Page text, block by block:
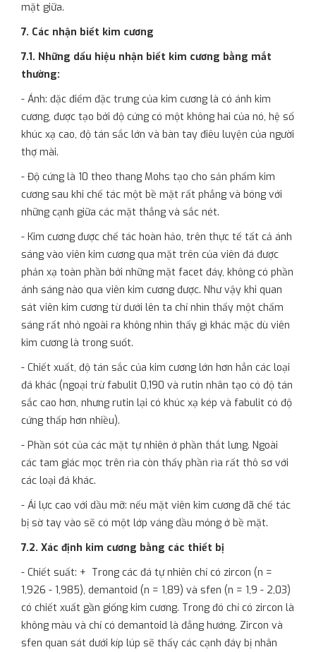
mặt giữa.
7. Các nhận biết kim cương
7.1. Những dấu hiệu nhận biết kim cương bằng mắt
thường:
- Ánh: đặc điểm đặc trưng của kim cương là có ánh kim
cương, được tạo bởi độ cứng có một không hai của nó, hệ số
khúc xạ cao, độ tán sắc lớn và bàn tay điêu luyện của người
thợ mài.
- Độ cứng là 10 theo thang Mohs tạo cho sản phẩm kim
cương sau khi chế tác một bề mặt rất phẳng và bóng với
những cạnh giữa các mặt thẳng và sắc nét.
- Kim cương được chế tác hoàn hảo, trên thực tế tất cả ánh
sáng vào viên kim cương qua mặt trên của viên đá được
phản xạ toàn phần bởi những mặt facet đáy, không có phần
ánh sáng nào qua viên kim cương được. Như vậy khi quan
sát viên kim cương từ dưới lên ta chỉ nhìn thấy một chấm
sáng rất nhỏ ngoài ra không nhìn thấy gì khác mặc dù viên
kim cương là trong suốt.
- Chiết xuất, độ tán sắc của kim cương lớn hơn hẳn các loại
đá khác (ngoại trừ fabulit 0,190 và rutin nhân tạo có độ tán
sắc cao hơn, nhưng rutin lại có khúc xạ kép và fabulit có độ
cứng thấp hơn nhiều).
- Phần sót của các mặt tự nhiên ở phần thắt lưng. Ngoài
các tam giác mọc trên rìa còn thấy phần rìa rất thô sơ với
các loại đá khác.
- Ái lực cao với dầu mỡ: nếu mặt viên kim cương đã chế tác
bị sờ tay vào sẽ có một lớp váng dầu mỏng ở bề mặt.
7.2. Xác định kim cương bằng các thiết bị
- Chiết suất: + Trong các đá tự nhiên chỉ có zircon (n =
1,926 - 1,985), demantoid (n = 1,89) và sfen (n = 1,9 - 2,03)
có chiết xuất gần giống kim cương. Trong đó chỉ có zircon là
không màu và chỉ có demantoid là đẳng hướng. Zircon và
sfen quan sát dưới kíp lúp sẽ thấy các cạnh đáy bị nhân